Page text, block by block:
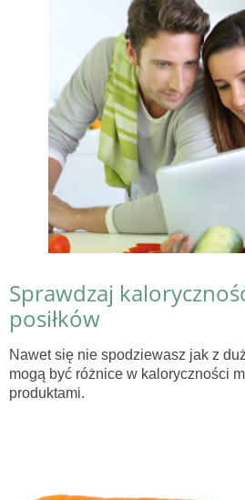
Sprawdzaj
posiłków
Nawet się nie spodziewasz jak z
mogą być różnice w kaloryczności
produktami.